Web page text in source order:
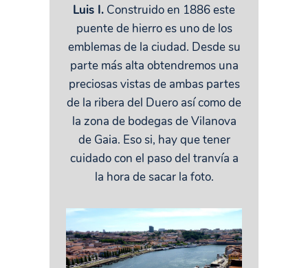
Luis I. Construido en 1886 este
puente de hierro es uno de los
emblemas de la ciudad. Desde su
parte más alta obtendremos una
preciosas vistas de ambas partes
de la ribera del Duero así como de
la zona de bodegas de Vilanova
de Gaia. Eso si, hay que tener
cuidado con el paso del tranvía a
la hora de sacar la foto.